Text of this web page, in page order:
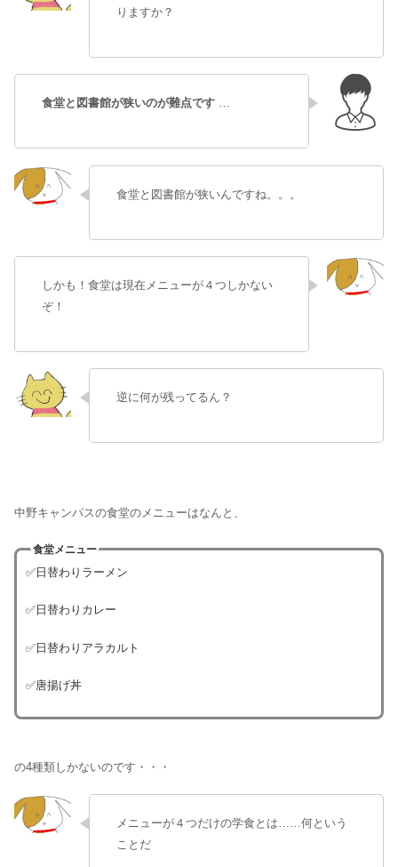
りますか？
食堂と図書館が狭いのが難点です …
食堂と図書館が狭いんですね。。。
しかも！食堂は現在メニューが４つしかない
ぞ！
逆に何が残ってるん？
中野キャンパスの食堂のメニューはなんと、
食堂メニュー
✅日替わりラーメン
✅日替わりカレー
✅日替わりアラカルト
✅唐揚げ丼
の4種類しかないのです・・・
メニューが４つだけの学食とは……何という
ことだ